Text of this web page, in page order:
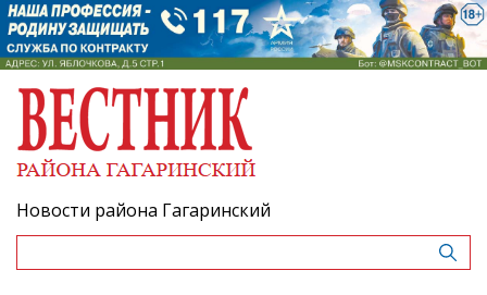
Новости района Гагаринский